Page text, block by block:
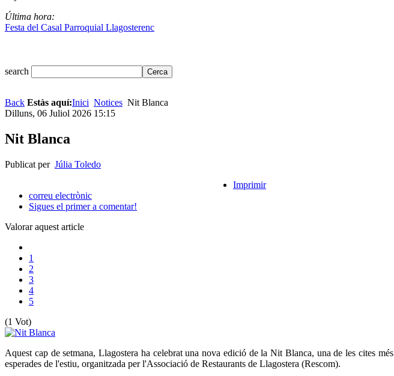
Última hora:
Festa del Casal Parroquial Llagosterenc
search
Back Estàs aquí:Inici Notices Nit Blanca
Dilluns, 06 Juliol 2026 15:15
Nit Blanca
Publicat per Júlia Toledo
Imprimir
correu electrònic
Sigues el primer a comentar!
Valorar aquest article
1
2
3
4
5
(1 Vot)
Aquest cap de setmana, Llagostera ha celebrat una nova edició de la Nit Blanca, una de les cites més
esperades de l'estiu, organitzada per l'Associació de Restaurants de Llagostera (Rescom).